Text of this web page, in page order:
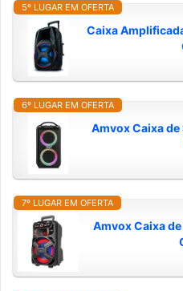
5º LUGAR EM OFERTA
Caixa
6º LUGAR EM OFERTA
Amvox Caixa
7º LUGAR EM OFERTA
Amvox Caixa